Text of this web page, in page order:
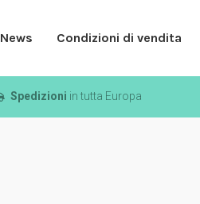
News Condizioni di vendita
Spedizioni in tutta Europa